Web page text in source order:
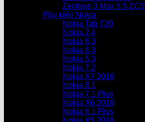
Zenfone 3 Max 5.5
Phụ kiện Nokia
Nokia Tab T20
Nokia 2.4
Nokia 8.3
Nokia 6.3
Nokia 5.3
Nokia 7.2
Nokia X7 2018
Nokia 8.1
Nokia 7.1 Plus
Nokia X6 2018
Nokia 6.1 Plus
Nokia X5 2018